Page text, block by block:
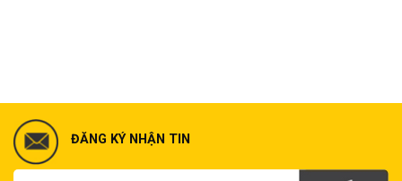
ĐĂNG KÝ NHẬN TIN